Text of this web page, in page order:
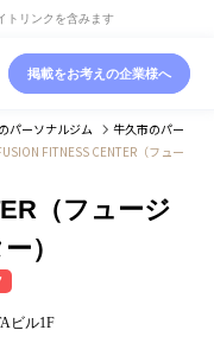
トリンクを含みます
掲載をお考えの企業様へ
のパーソナルジム 牛久市のパー
FITNESS CENTER（フュー
（フュージ
）
ビル1F